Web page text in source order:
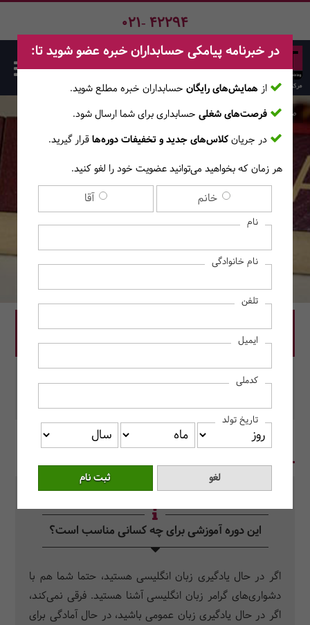
021- 42294
دوره آنلاین فشرده گرامر
(آموزش‌های آنــلایــن)
صفحه اصلی دوره‌ها
قیمت دوره: 14,000,000 ریال
در این دوره رزرو کنید.
محل برگزاری: به صورت آنلاین برگزار می‌شود.
در یک نگاه سرفصل دروس سوالات متداول
این دوره آموزشی برای چه کسانی مناسب است؟
اگر در حال یادگیری زبان انگلیسی هستید، حتما شما هم با
دشواری‌های گرامر زبان انگلیسی آشنا هستید. فرقی نمی‌کند،
اگر در حال یادگیری زبان عمومی باشید، در حال آمادگی برای
در خبرنامه پیامکی حسابداران خبره عضو شوید تا:
از همایش‌های رایگان حسابداران خبره مطلع ‎شوید.
فرصت‌های شغلی حسابداری برای شما ارسال شود.
در جریانکلاس‌های جدید و تخفیفات دوره‌هاقرار گیرید.
هر زمان که بخواهید می‌توانید عضویت خود را لغو کنید.
خانم آقا
نام
نام خانوادگی
تلفن
ایمیل
کدملی
تاریخ تولد